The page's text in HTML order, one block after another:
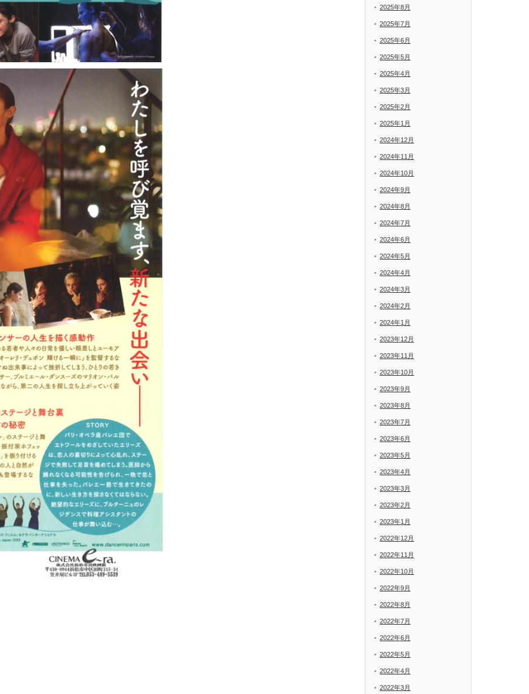
2025年8月
2025年7月
2025年6月
2025年5月
2025年4月
2025年3月
2025年2月
2025年1月
2024年12月
2024年11月
2024年10月
2024年9月
2024年8月
2024年7月
2024年6月
2024年5月
2024年4月
2024年3月
2024年2月
2024年1月
2023年12月
2023年11月
2023年10月
2023年9月
2023年8月
2023年7月
2023年6月
2023年5月
2023年4月
2023年3月
2023年2月
2023年1月
2022年12月
2022年11月
2022年10月
2022年9月
2022年8月
2022年7月
2022年6月
2022年5月
2022年4月
2022年3月